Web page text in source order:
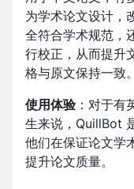
为学术论文设计，
全符合学术规范，
行校正，从而提升
格与原文保持一致。
使用体验：对于有
生来说，QuillBot
他们在保证论文学
提升论文质量。